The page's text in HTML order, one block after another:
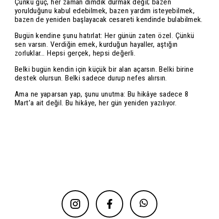
Çünkü güç, her zaman dimdik durmak değil; bazen
yorulduğunu kabul edebilmek, bazen yardım isteyebilmek,
bazen de yeniden başlayacak cesareti kendinde bulabilmek.
Bugün kendine şunu hatırlat: Her günün zaten özel. Çünkü
sen varsın. Verdiğin emek, kurduğun hayaller, aştığın
zorluklar… Hepsi gerçek, hepsi değerli.
Belki bugün kendin için küçük bir alan açarsın. Belki birine
destek olursun. Belki sadece durup nefes alırsın.
Ama ne yaparsan yap, şunu unutma: Bu hikâye sadece 8
Mart’a ait değil. Bu hikâye, her gün yeniden yazılıyor.